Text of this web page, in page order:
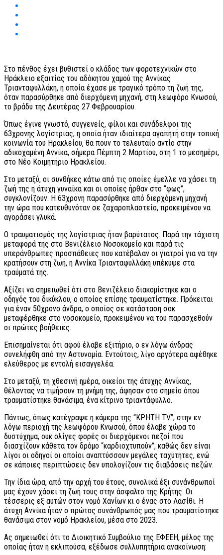
Στο πένθος έχει βυθιστεί ο κλάδος των φοροτεχνικών στο
Ηράκλειο εξαιτίας του αδόκητου χαμού της Αννίκας
Τριανταφυλλάκη, η οποία έχασε με τραγικό τρόπο τη ζωή της,
όταν παρασύρθηκε από διερχόμενη μηχανή, στη λεωφόρο Κνωσού,
το βράδυ της Δευτέρας 27 Φεβρουαρίου.
Όπως έγινε γνωστό, συγγενείς, φίλοι και συνάδελφοι της
63χρονης λογίστριας, η οποία ήταν ιδιαίτερα αγαπητή στην τοπική
κοινωνία του Ηρακλείου, θα πουν το τελευταίο αντίο στην
αδικοχαμένη Αννίκα, σήμερα Πέμπτη 2 Μαρτίου, στη 1 το μεσημέρι,
στο Νέο Κοιμητήριο Ηρακλείου.
Στο μεταξύ, οι συνθήκες κάτω από τις οποίες έμελλε να χάσει τη
ζωή της η άτυχη γυναίκα και οι οποίες ήρθαν στο “φως”,
συγκλονίζουν. Η 63χρονη παρασύρθηκε από διερχόμενη μηχανή
την ώρα που κατευθυνόταν σε ζαχαροπλαστείο, προκειμένου να
αγοράσει γλυκά.
Ο τραυματισμός της λογίστριας ήταν βαρύτατος. Παρά την τάχιστη
μεταφορά της στο Βενιζέλειο Νοσοκομείο και παρά τις
υπεράνθρωπες προσπάθειες που κατέβαλαν οι γιατροί για να την
κρατήσουν στη ζωή, η Αννίκα Τριανταφυλλάκη υπέκυψε στα
τραύματά της.
Αξίζει να σημειωθεί ότι στο Βενιζέλειο διακομίστηκε και ο
οδηγός του δικύκλου, ο οποίος επίσης τραυματίστηκε. Πρόκειται
για έναν 50χρονο άνδρα, ο οποίος σε κατάσταση σοκ
μεταφέρθηκε στο νοσοκομείο, προκειμένου να του παρασχεθούν
οι πρώτες βοήθειες.
Επισημαίνεται ότι αφού έλαβε εξιτήριο, ο εν λόγω άνδρας
συνελήφθη από την Αστυνομία. Εντούτοις, λίγο αργότερα αφέθηκε
ελεύθερος με εντολή εισαγγελέα.
Στο μεταξύ, τη χθεσινή ημέρα, οικείοι της άτυχης Αννίκας,
θέλοντας να τιμήσουν τη μνήμη της, άφησαν στο σημείο όπου
τραυματίστηκε θανάσιμα, ένα κίτρινο τριαντάφυλλο.
Πάντως, όπως κατέγραψε η κάμερα της “ΚΡΗΤΗ TV”, στην εν
λόγω περιοχή της λεωφόρου Κνωσού, όπου έλαβε χώρα το
δυστύχημα, ουκ ολίγες φορές οι διερχόμενοι πεζοί που
διασχίζουν κάθετα τον δρόμο “καρδιοχτυπούν”, καθώς δεν είναι
λίγοι οι οδηγοί οι οποίοι αναπτύσσουν μεγάλες ταχύτητες, ενώ
σε κάποιες περιπτώσεις δεν υπολογίζουν τις διαβάσεις πεζών.
Την ίδια ώρα, από την αρχή του έτους, συνολικά έξι συνάνθρωποί
μας έχουν χάσει τη ζωή τους στην άσφαλτο της Κρήτης. Οι
τέσσερις εξ αυτών στον νομό Χανίων κι ο ένας στο Λασίθι. Η
άτυχη Αννίκα ήταν ο πρώτος συνάνθρωπός μας που τραυματίστηκε
θανάσιμα στον νομό Ηρακλείου, μέσα στο 2023.
Ας σημειωθεί ότι το Διοικητικό Συμβούλιο της ΕΦΕΕΗ, μέλος της
οποίας ήταν η εκλιπούσα, εξέδωσε συλλυπητήρια ανακοίνωση: